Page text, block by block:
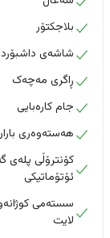
بلاجکتۆر
شاشەی داشبۆرد
ڕاگری مەچەک
جام کارەبایی
هەستەوەری
کۆنترۆڵی پلەی
ئۆتۆماتیکی
سستەمی
لایت